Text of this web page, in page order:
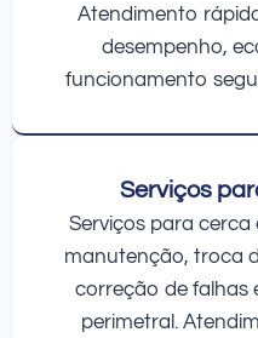
Atendimento
desempenho,
funcionamento
Serviços
Serviços para
manutenção, troca
correção de falhas
perimetral.